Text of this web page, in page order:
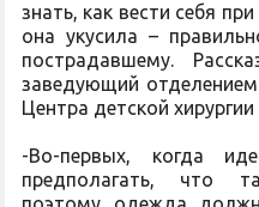
знать, как вести себя
она укусила –
пострадавшему.
заведующий
Центра детской
-Во-первых, когда
предполагать, что